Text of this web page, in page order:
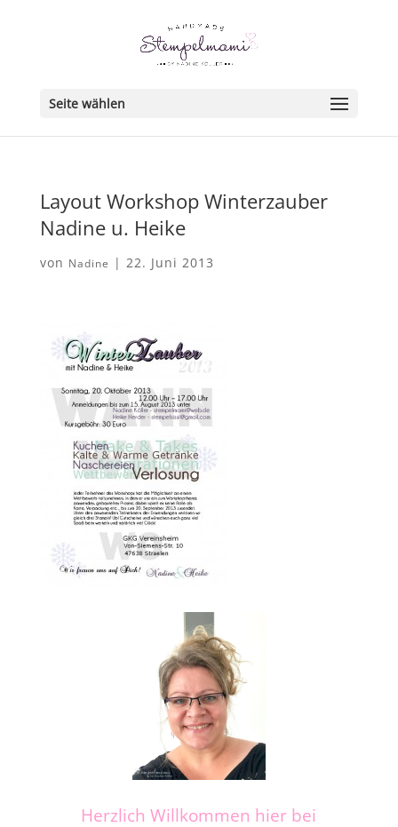
Seite wählen
Layout Workshop Winterzauber
Nadine u. Heike
von Nadine | 22. Juni 2013
Herzlich Willkommen hier bei